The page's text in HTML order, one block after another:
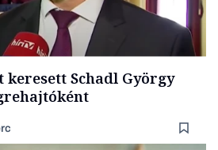
Schadl György